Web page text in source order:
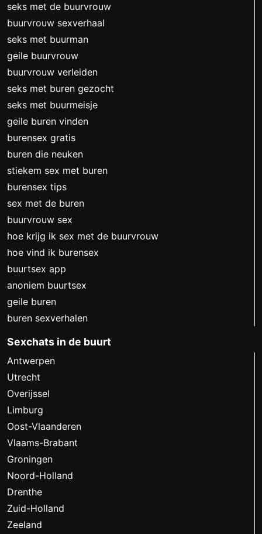
seks met de buurvrouw
buurvrouw sexverhaal
seks met buurman
geile buurvrouw
buurvrouw verleiden
seks met buren gezocht
seks met buurmeisje
geile buren vinden
burensex gratis
buren die neuken
stiekem sex met buren
burensex tips
sex met de buren
buurvrouw sex
hoe krijg ik sex met de buurvrouw
hoe vind ik burensex
buurtsex app
anoniem buurtsex
geile buren
buren sexverhalen
Sexchats in de buurt
Antwerpen
Utrecht
Overijssel
Limburg
Oost-Vlaanderen
Vlaams-Brabant
Groningen
Noord-Holland
Drenthe
Zuid-Holland
Zeeland